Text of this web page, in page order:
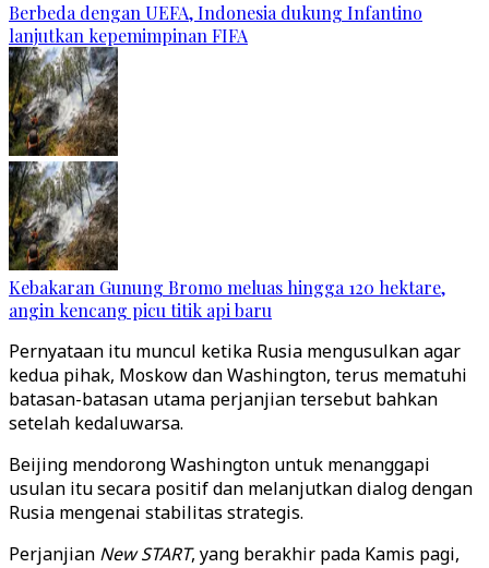
Berbeda dengan UEFA, Indonesia dukung Infantino
lanjutkan kepemimpinan FIFA
Kebakaran Gunung Bromo meluas hingga 120 hektare,
angin kencang picu titik api baru
Pernyataan itu muncul ketika Rusia mengusulkan agar
kedua pihak, Moskow dan Washington, terus mematuhi
batasan-batasan utama perjanjian tersebut bahkan
setelah kedaluwarsa.
Beijing mendorong Washington untuk menanggapi
usulan itu secara positif dan melanjutkan dialog dengan
Rusia mengenai stabilitas strategis.
Perjanjian New START, yang berakhir pada Kamis pagi,